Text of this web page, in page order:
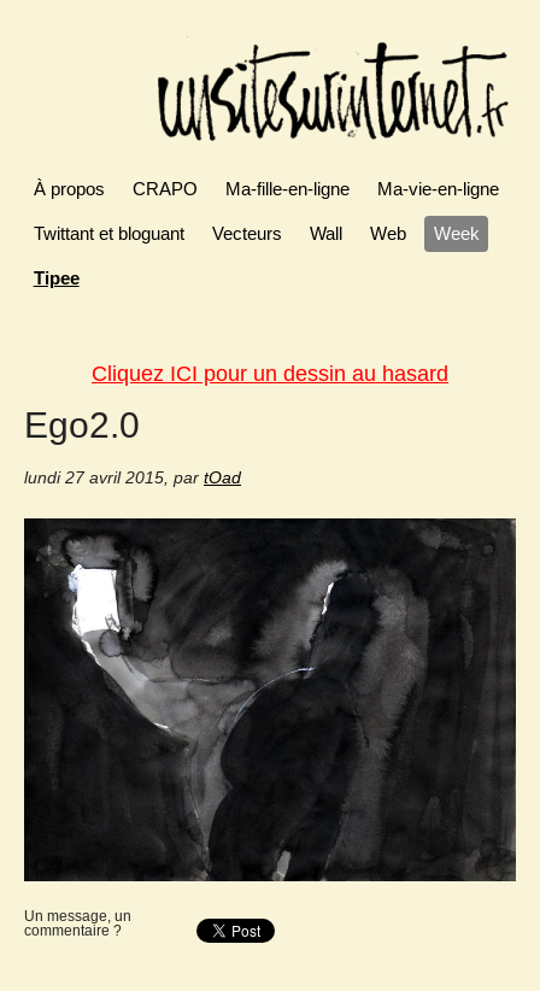
À propos CRAPO Ma-fille-en-ligne Ma-vie-en-ligne
Twittant et bloguant Vecteurs Wall Web Week
Tipee
Cliquez ICI pour un dessin au hasard
Ego2.0
lundi 27 avril 2015, par tOad
Un message, un
commentaire ?